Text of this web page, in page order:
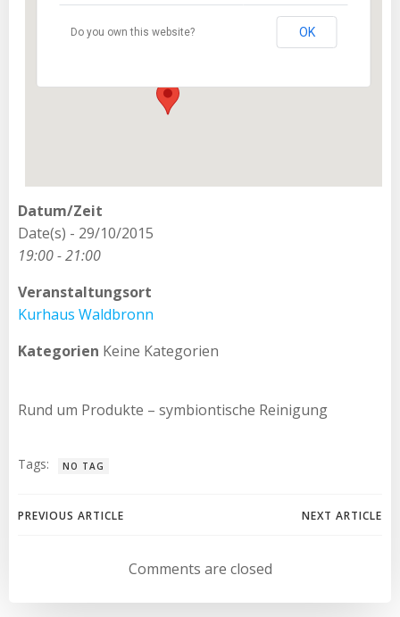
Do you own this website? OK
Datum/Zeit
Date(s) - 29/10/2015
19:00 - 21:00
Veranstaltungsort
Kurhaus Waldbronn
Kategorien Keine Kategorien
Rund um Produkte – symbiontische Reinigung
Tags: NO TAG
Beitragsnavigation
PREVIOUS ARTICLE NEXT ARTICLE
Comments are closed